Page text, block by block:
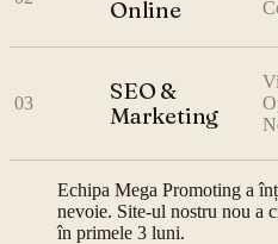
Online
03
SEO &
Marketing
Echipa Mega Promoting a
nevoie. Site-ul nostru nou a
în primele 3 luni.